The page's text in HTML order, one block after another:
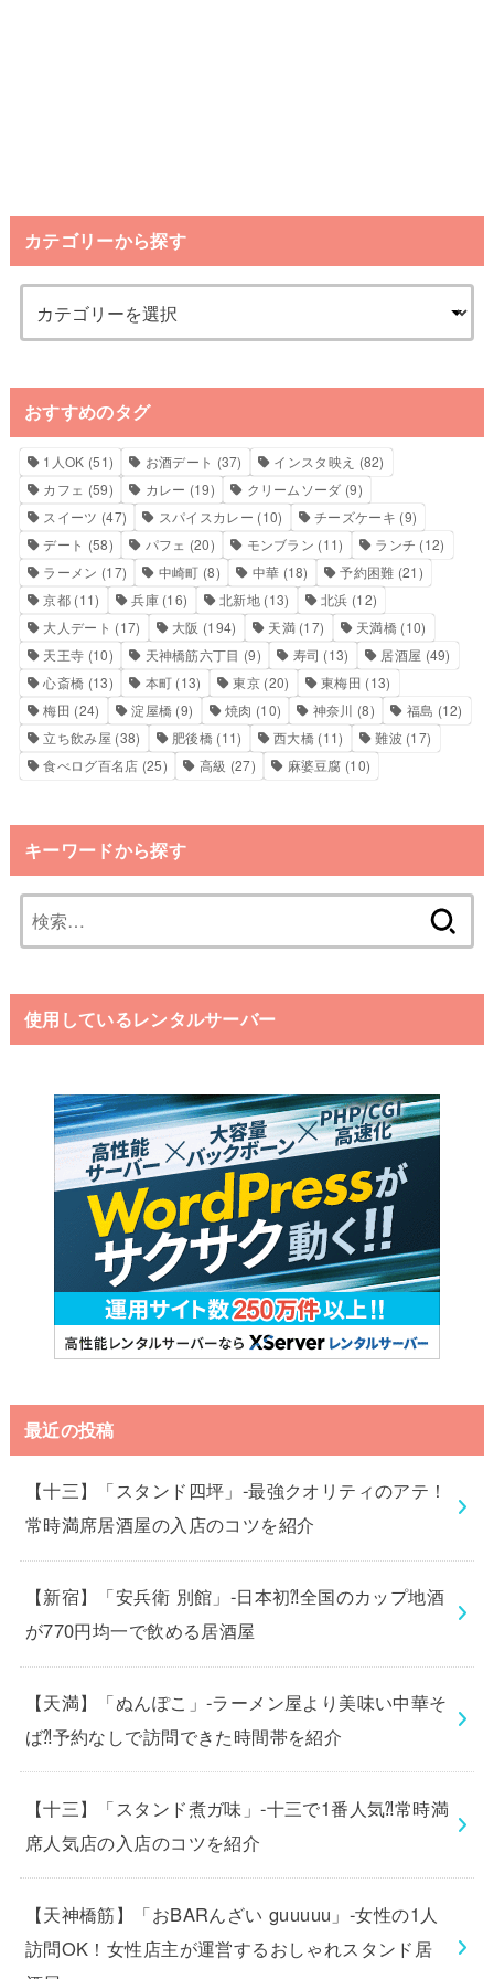
カテゴリーから探す
おすすめのタグ
1人OK (51) お酒デート (37) インスタ映え (82)
カフェ (59) カレー (19) クリームソーダ (9)
スイーツ (47) スパイスカレー (10) チーズケーキ (9)
デート (58) パフェ (20) モンブラン (11) ランチ (12)
ラーメン (17) 中崎町 (8) 中華 (18) 予約困難 (21)
京都 (11) 兵庫(16) 北新地(13) 北浜 (12)
大人デート (17) 大阪 (194) 天満(17) 天満橋(10)
天王寺 (10) 天神橋筋六丁目 (9) 寿司 (13) 居酒屋 (49)
心斎橋 (13) 本町 (13) 東京(20) 東梅田 (13)
梅田 (24) 淀屋橋 (9) 焼肉 (10) 神奈川 (8) 福島 (12)
立ち飲み屋 (38) 肥後橋 (11) 西大橋 (11) 難波 (17)
食べログ百名店 (25) 高級 (27) 麻婆豆腐 (10)
キーワードから探す
索:
使用しているレンタルサーバー
最近の投稿
【十三】「スタンド四坪」-最強クオリティのアテ！
常時満席居酒屋の入店のコツを紹介
【新宿】「安兵衛 別館」-日本初⁈全国のカップ地酒
が770円均一で飲める居酒屋
【天満】「ぬんぽこ」-ラーメン屋より美味い中華そ
ば⁈予約なしで訪問できた時間帯を紹介
【十三】「スタンド煮ガ味」-十三で1番人気⁈常時満
席人気店の入店のコツを紹介
【天神橋筋】「おBARんざい guuuuu」-女性の1人
訪問OK！女性店主が運営するおしゃれスタンド居